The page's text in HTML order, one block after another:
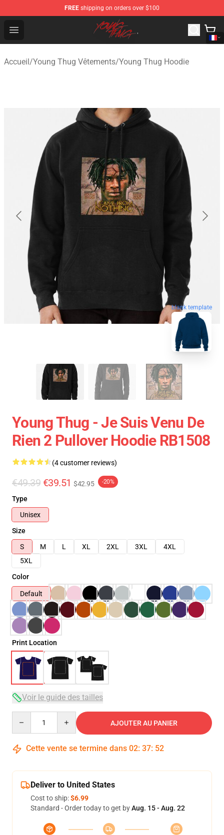
FREE shipping on orders over $100
Open menu
Young Thug Shop - Official Young Thug Merchandise
Accueil/Young Thug Vêtements/Young Thug Hoodie
blank template
Young Thug - Je Suis Venu De
Rien 2 Pullover Hoodie RB1508
(4 customer reviews)
€49.39 €39.51 $42.95 -20%
Type
Unisex
Size
S
M L XL 2XL 3XL
4XL
5XL
Color
Default
Print Location
Voir le guide des tailles
AJOUTER AU PANIER
Cette vente se termine dans 02: 37: 51
Deliver to United States
Cost to ship:$6.99
Standard - Order today to get byAug. 15 - Aug. 22